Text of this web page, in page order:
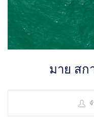
มาย สก